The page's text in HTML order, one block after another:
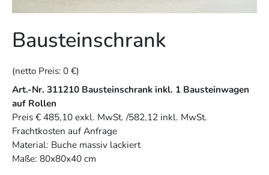
Bausteinschrank
(netto Preis: 0 €)
Art.-Nr. 311210 Bausteinschrank inkl. 1 Bausteinwagen
auf Rollen
Preis € 485,10 exkl. MwSt. /582,12 inkl. MwSt.
Frachtkosten auf Anfrage
Material: Buche massiv lackiert
Maße: 80x80x40 cm